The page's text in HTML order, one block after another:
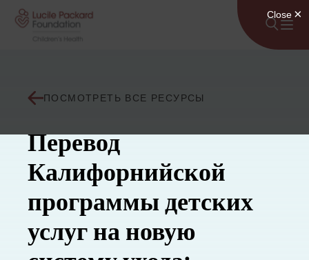
Перейти к содержанию
ПОСМОТРЕТЬ ВСЕ РЕСУРСЫ
Перевод
Калифорнийской
программы детских
услуг на новую